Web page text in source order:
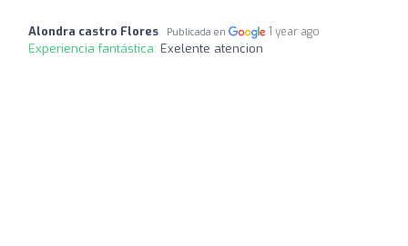
Alondra castro Flores Publicada en 1 year ago
Experiencia fantástica: Exelente atencion